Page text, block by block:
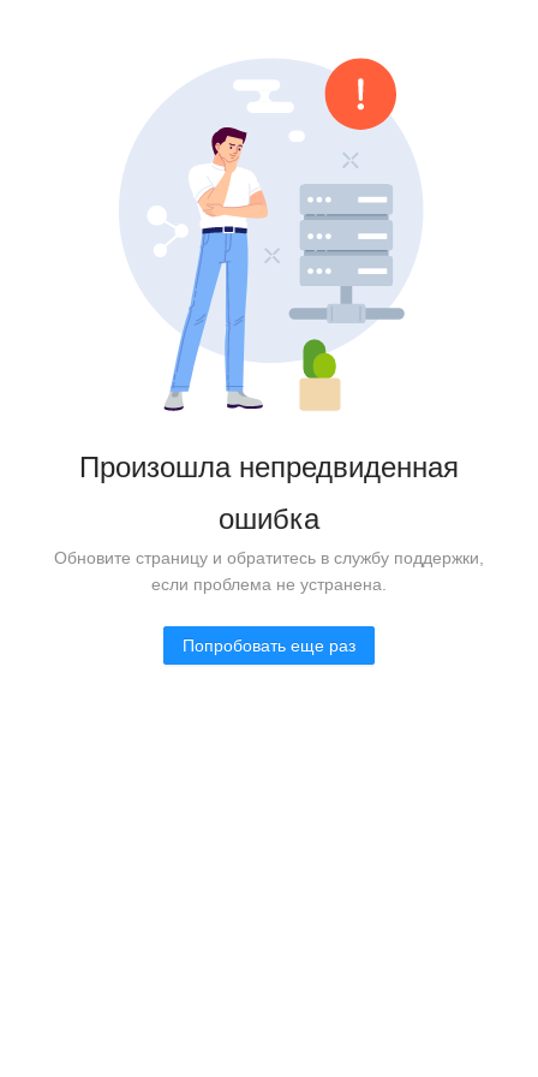
Произошла непредвиденная
ошибка
Обновите страницу и обратитесь в службу поддержки,
если проблема не устранена.
Попробовать еще раз